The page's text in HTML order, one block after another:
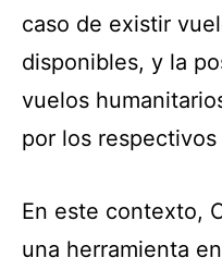
caso de existir
disponibles, y la
vuelos
por los
En este contexto,
una herramienta